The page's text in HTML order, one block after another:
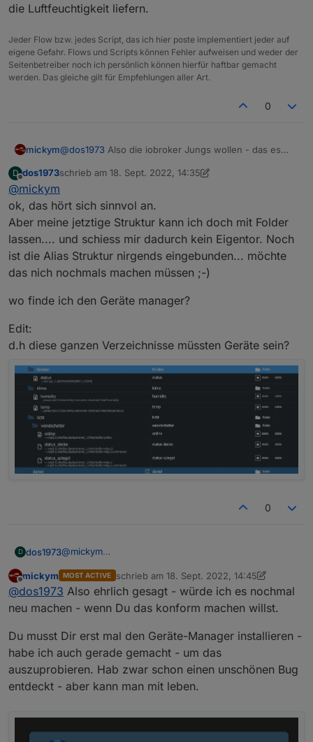
die Luftfeuchtigkeit liefern.
Jeder Flow bzw. jedes Script, das ich hier poste implementiert jeder auf
eigene Gefahr. Flows und Scripts können Fehler aufweisen und weder der
Seitenbetreiber noch ich persönlich können hierfür haftbar gemacht
werden. Das gleiche gilt für Empfehlungen aller Art.
0
mickym@dos1973 Also die iobroker Jungs wollen - das es
Auswahl von Zuständen (states) gibt. So kann man
dimmen etc. - Nicht standard wird WLAN sein, da es ja
auch Zigbee und andere Lampen gibt. Die Idee, die
wohl dahinter steht ist, dass man für bestimmte
Gerätetypen dann auch ein bestimmtes Verhalten
global vordefinieren kann. Eine Lampe wird also in der
Regel keine Werte für die Luftfeuchtigkeit liefern.
D
Offline
dos1973schrieb am 18. Sept. 2022, 14:35
zuletzt editiert von dos1973
@mickym
ok, das hört sich sinnvol an.
Aber meine jetztige Struktur kann ich doch mit Folder
lassen.... und schiess mir dadurch kein Eigentor. Noch
ist die Alias Struktur nirgends eingebunden... möchte
das nich nochmals machen müssen ;-)
wo finde ich den Geräte manager?
Edit:
d.h diese ganzen Verzeichnisse müssten Geräte sein?
0
D dos1973@mickym
Aber meine jetztige Struktur kann ich doch mit Folder
lassen.... und schiess mir dadurch kein Eigentor. Noch
ist die Alias Struktur nirgends eingebunden... möchte
wo finde ich den Geräte manager?
Edit:
Offline
mickym MOST ACTIVE schrieb am 18. Sept. 2022, 14:45
zuletzt editiert von mickym
@dos1973 Also ehrlich gesagt - würde ich es nochmal
neu machen - wenn Du das konform machen willst.
Du musst Dir erst mal den Geräte-Manager installieren -
habe ich auch gerade gemacht - um das
auszuprobieren. Hab zwar schon einen unschönen Bug
entdeckt - aber kann man mit leben.